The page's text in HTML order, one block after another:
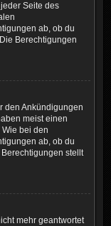
Seite des
ab, ob du
Berechtigungen
den Ankündigungen
meist einen
bei den
ab, ob du
stellt
mehr geantwortet